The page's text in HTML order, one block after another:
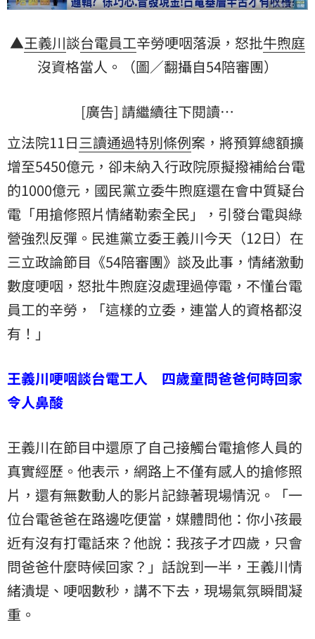
▲王義川談台電員工辛勞哽咽落淚，怒批牛煦庭
沒資格當人。（圖／翻攝自54陪審團）
[廣告] 請繼續往下閱讀…
立法院11日三讀通過特別條例案，將預算總額擴
增至5450億元，卻未納入行政院原擬撥補給台電
的1000億元，國民黨立委牛煦庭還在會中質疑台
電「用搶修照片情緒勒索全民」，引發台電與綠
營強烈反彈。民進黨立委王義川今天（12日）在
三立政論節目《54陪審團》談及此事，情緒激動
數度哽咽，怒批牛煦庭沒處理過停電，不懂台電
員工的辛勞，「這樣的立委，連當人的資格都沒
有！」
王義川哽咽談台電工人 四歲童問爸爸何時回家
令人鼻酸
王義川在節目中還原了自己接觸台電搶修人員的
真實經歷。他表示，網路上不僅有感人的搶修照
片，還有無數動人的影片記錄著現場情況。「一
位台電爸爸在路邊吃便當，媒體問他：你小孩最
近有沒有打電話來？他說：我孩子才四歲，只會
問爸爸什麼時候回家？」話說到一半，王義川情
緒潰堤、哽咽數秒，講不下去，現場氣氛瞬間凝
重。